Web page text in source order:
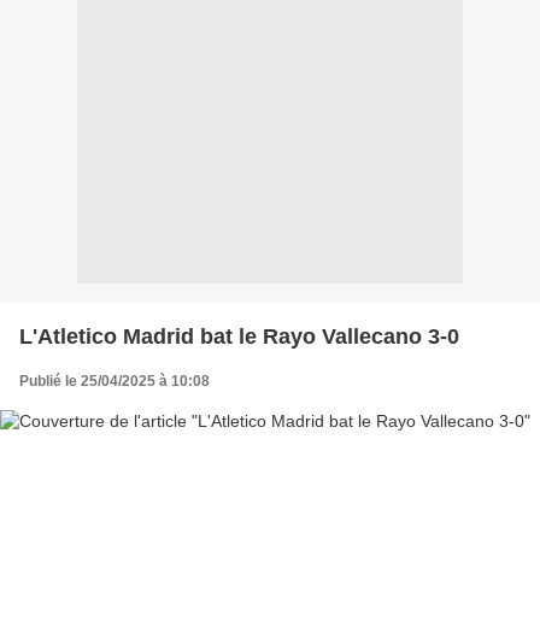
L'Atletico Madrid bat le Rayo Vallecano 3-0
Publié le 25/04/2025 à 10:08